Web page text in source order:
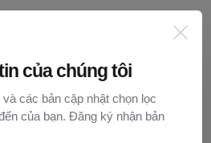
của chúng tôi
các bản cập nhật chọn lọc
của bạn. Đăng ký nhận bản